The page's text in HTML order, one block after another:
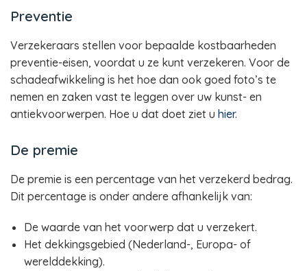
Preventie
Verzekeraars stellen voor bepaalde kostbaarheden
preventie-eisen, voordat u ze kunt verzekeren. Voor de
schadeafwikkeling is het hoe dan ook goed foto’s te
nemen en zaken vast te leggen over uw kunst- en
antiekvoorwerpen. Hoe u dat doet ziet u hier.
De premie
De premie is een percentage van het verzekerd bedrag.
Dit percentage is onder andere afhankelijk van:
De waarde van het voorwerp dat u verzekert.
Het dekkingsgebied (Nederland-, Europa- of
werelddekking).